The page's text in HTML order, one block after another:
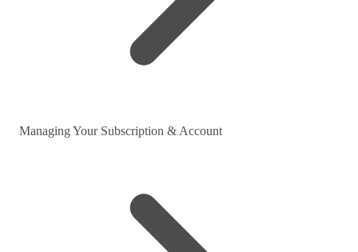
Managing Your Subscription & Account